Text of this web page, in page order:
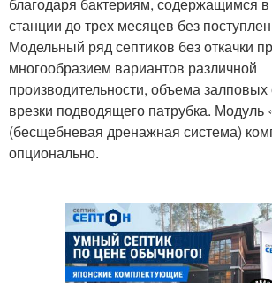
станции до трех месяцев без
Модельный ряд септиков без откачки
многообразием вариантов различной
производительности, объема
врезки подводящего патрубка. Модуль
(бесщебневая дренажная система)
опционально.